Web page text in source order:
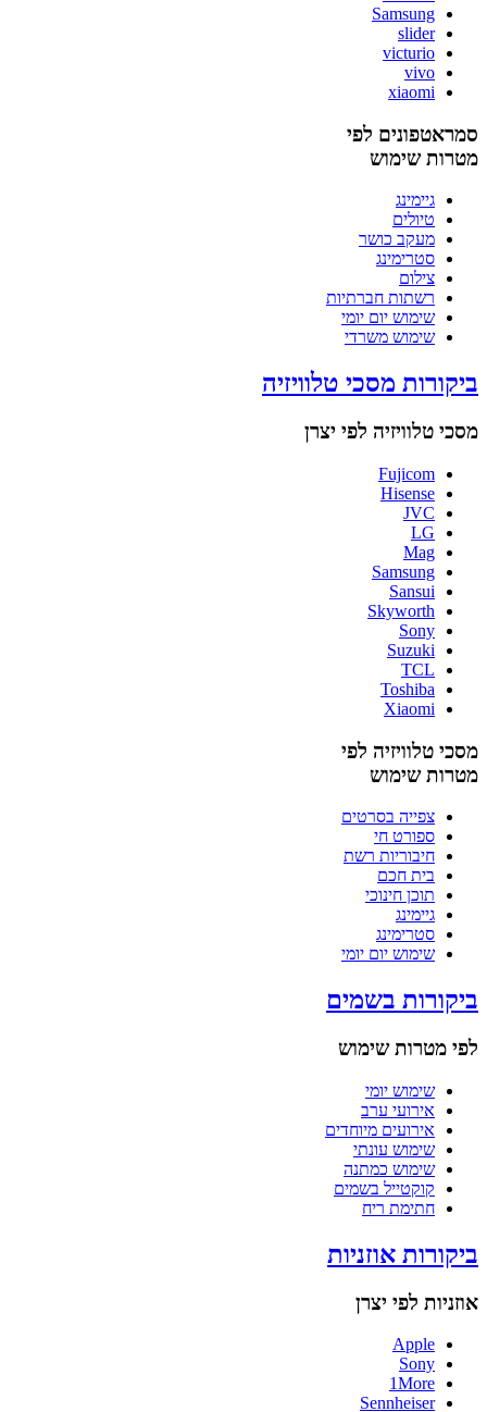
Samsung
slider
victurio
vivo
xiaomi
סמראטפונים לפי
מטרות שימוש
גיימינג
טיולים
מעקב כושר
סטרימינג
צילום
רשתות חברתיות
שימוש יום יומי
שימוש משרדי
ביקורות מסכי טלוויזיה
מסכי טלוויזיה לפי יצרן
Fujicom
Hisense
JVC
LG
Mag
Samsung
Sansui
Skyworth
Sony
Suzuki
TCL
Toshiba
Xiaomi
מסכי טלוויזיה לפי
מטרות שימוש
צפייה בסרטים
ספורט חי
חיבוריות רשת
בית חכם
תוכן חינוכי
גיימינג
סטרימינג
שימוש יום יומי
ביקורות בשמים
לפי מטרות שימוש
שימוש יומי
אירועי ערב
אירועים מיוחדים
שימוש עונתי
שימוש כמתנה
קוקטייל בשמים
חתימת ריח
ביקורות אוזניות
אוזניות לפי יצרן
Apple
Sony
1More
Sennheiser